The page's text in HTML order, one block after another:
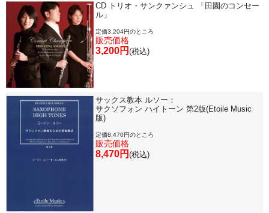
CD トリオ・サンクァンシュ 「田園のコンセー
ル」
定価3,204円のところ
販売価格
3,200円 (税込)
サックス教本 ルソー：
サクソフォン ハイトーン 第2版(Etoile Music
版)
定価8,470円のところ
販売価格
8,470円 (税込)